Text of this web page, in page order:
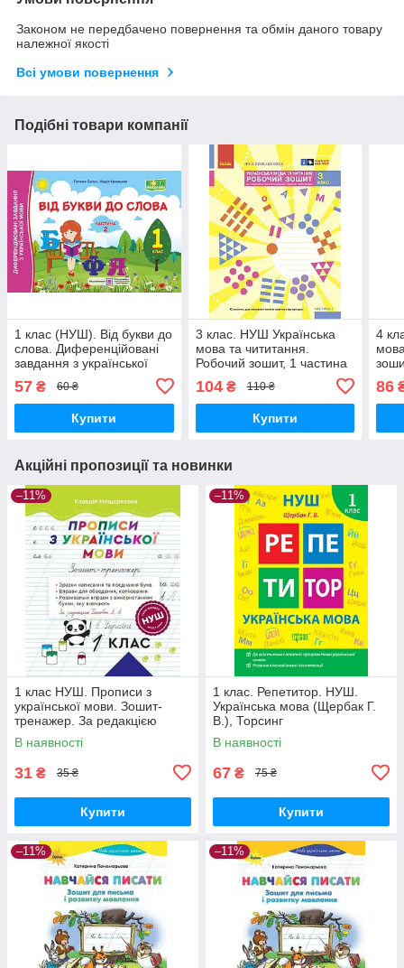
Законом не передбачено повернення та обмін даного товару
належної якості
Всі умови повернення
Подібні товари компанії
1 клас (НУШ). Від букви до
слова. Диференційовані
завдання з української
мови. Частина 2 (Крав'яна
Н., Сапун
57 ₴ 60 ₴
Купити
3 клас. НУШ Українська
мова та чититання.
Робочий зошит, 1 частина
(І. О. Большакова, М. С.
Пристінська), Ранок
104₴ 110 ₴
Купити
4
О.
86
Акційні пропозиції та новинки
–11%
1 клас НУШ. Прописи з
української мови. Зошит-
тренажер. За редакцією
Гайової Л. А. (Мещерякова
К.), Весна
В наявності
31 ₴ 35 ₴
Купити
–11%
1 клас. Репетитор. НУШ.
Українська мова (Щербак Г.
В.), Торсинг
В наявності
67 ₴ 75 ₴
Купити
–11% –11%